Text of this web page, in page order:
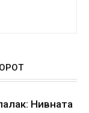
Нивната